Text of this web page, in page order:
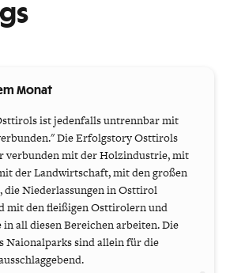
Monat
ist jedenfalls untrennbar mit
Die Erfolgstory Osttirols
verbunden mit der Holzindustrie, mit
der Landwirtschaft, mit den großen
Niederlassungen in Osttirol
mit den fleißigen Osttirolern und
all diesen Bereichen arbeiten. Die
Naionalparks sind allein für die